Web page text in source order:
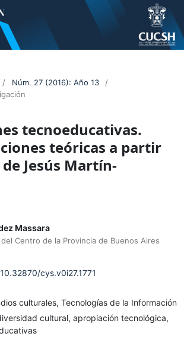
/ Núm. 27 (2016): Año 13
/
tecnoeducativas.
teóricas a partir
Jesús Martín-
Massara
Centro de la Provincia de Buenos Aires
cys.v0i27.1771
culturales, Tecnologías de la Información
cultural, apropiación tecnológica,